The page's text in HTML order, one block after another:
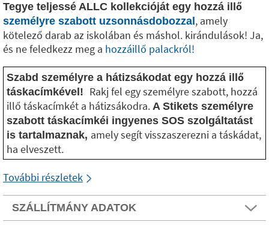
Tegye teljessé ALLC kollekcióját egy hozzá illő
személyre szabott uzsonnásdobozzal , amely
kötelező darab az iskolában és máshol. kirándulások! Ja,
és ne feledkezz meg a hozzáillő palackról!
Szabd személyre a hátizsákodat egy hozzá illő
táskacímkével! Rakj fel egy személyre szabott, hozzá
illő táskacímkét a hátizsákodra. A Stikets személyre
szabott táskacímkéi ingyenes SOS szolgáltatást
is tartalmaznak, amely segít visszaszerezni a táskádat,
ha elveszett.
További részletek
SZÁLLÍTMÁNY ADATOK